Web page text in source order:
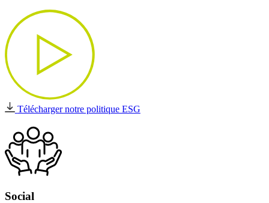
Télécharger notre politique ESG
Social